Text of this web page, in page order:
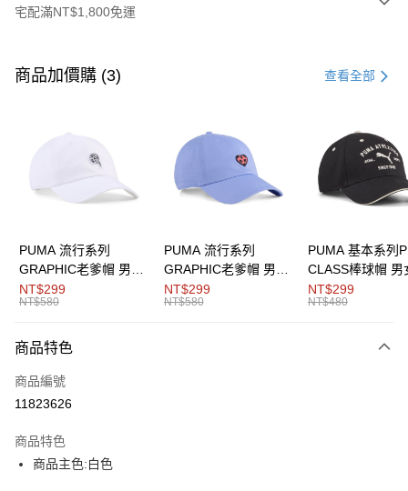
宅配滿NT$1,800免運
信用卡一次付款
Apple Pay
Google Pay
運送方式
每筆NT$150，滿NT$1,800(含以上)免運費
商品加價購 (3) 查看全部
PUMA 流行系列
GRAPHIC老爹帽 男女
共同
NT$299
NT$580
PUMA 流行系列
GRAPHIC老爹帽 男女
共同
NT$299
NT$580
PUMA 基本系列
CLASS棒球帽 男
同
NT$299
NT$480
商品特色
商品編號
11823626
商品特色
商品主色:白色